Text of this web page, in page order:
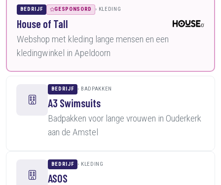
BEDRIJF GESPONSORD KLEDING
House of Tall
Webshop met kleding lange mensen en een
kledingwinkel in Apeldoorn
BEDRIJF BADPAKKEN
A3 Swimsuits
Badpakken voor lange vrouwen in Ouderkerk
aan de Amstel
BEDRIJF KLEDING
ASOS